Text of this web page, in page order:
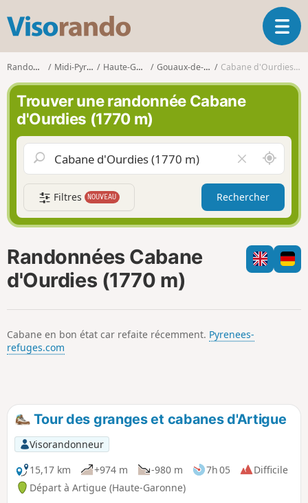
s
o
r
n
d
o
O
u
v
a
n
v
g
a
i
o
Randonnées Midi-Pyrénées Haute-Garonne Gouaux-de-Luchon Cabane d'Ourdies (1770 m)
Trouver une randonnée Cabane
d'Ourdies (1770 m)
i
d
e
r
l
e
h
A
u
t
u
r
d
e
m
Filtres NOUVEAU Rechercher
Randonnées Cabane
d'Ourdies (1770 m)
Cabane en bon état car refaite récemment. Pyrenees-
refuges.com
Tour des granges et cabanes d'Artigue
Visorandonneur
15,17 km
+974 m -980 m 7h 05
Difficile
Départ à Artigue (Haute-Garonne)